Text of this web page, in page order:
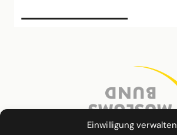
Einwilligung verwalten